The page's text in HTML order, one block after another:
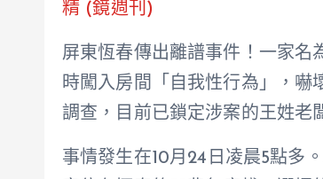
精 (鏡週刊)
屏東恆春傳出離譜事件！一家名
時闖入房間「自我性行為」，嚇
調查，目前已鎖定涉案的王姓老
事情發生在10月24日凌晨5點多